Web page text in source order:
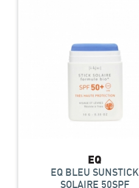
EQ
EQ BLEU SUNSTICK
SOLAIRE 50SPF